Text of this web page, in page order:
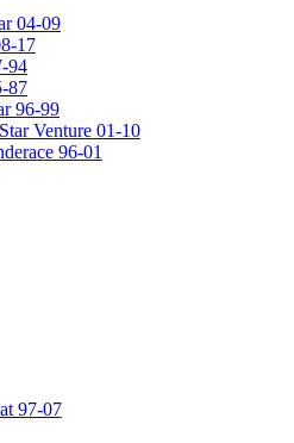
04-09
17
94
87
96-99
Venture 01-10
96-01
97-07